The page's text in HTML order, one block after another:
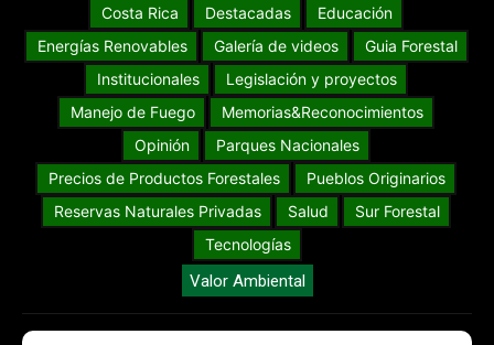
Costa Rica
Destacadas
Educación
Energías Renovables
Galería de videos
Guia Forestal
Institucionales
Legislación y proyectos
Manejo de Fuego
Memorias&Reconocimientos
Opinión
Parques Nacionales
Precios de Productos Forestales
Pueblos Originarios
Reservas Naturales Privadas
Salud
Sur Forestal
Tecnologías
Valor Ambiental